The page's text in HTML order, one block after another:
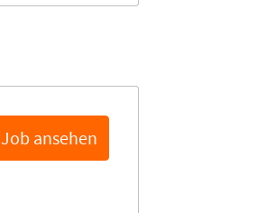
Job ansehen